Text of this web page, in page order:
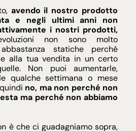
avendo il nostro prodotto
e negli ultimi anni non
i nostri prodotti,
non sono molto
statiche perché
alla tua vendita in un certo
Non puoi aumentarle,
qualche settimana o mese
no, ma non perché non
ma perché non abbiamo
è che ci guadagniamo sopra,